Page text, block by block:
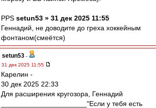
PPS setun53 » 31 дек 2025 11:55
Геннадий, не доводите до греха хоккейным
фонтаном(смеётся)
setun53 -
31 дек 2025 11:55
Карелин -
30 дек 2025 22:33
Для расширения кругозора, Геннадий
______________________"Если у тебя есть